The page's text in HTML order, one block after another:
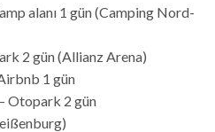
alanı 1 gün (Camping Nord-
2 gün (Allianz Arena)
1 gün
Otopark 2 gün